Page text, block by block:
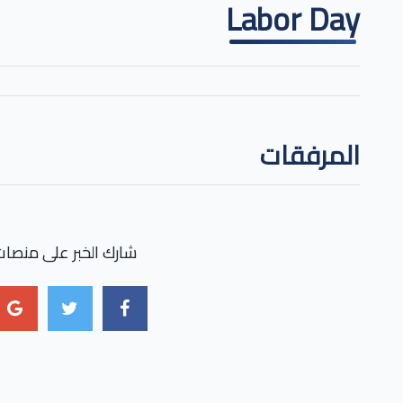
Labor Day
المرفقات
شارك الخبر على